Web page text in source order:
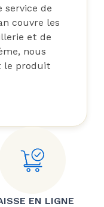
de
couvre les
et de
nous
le produit
EN LIGNE